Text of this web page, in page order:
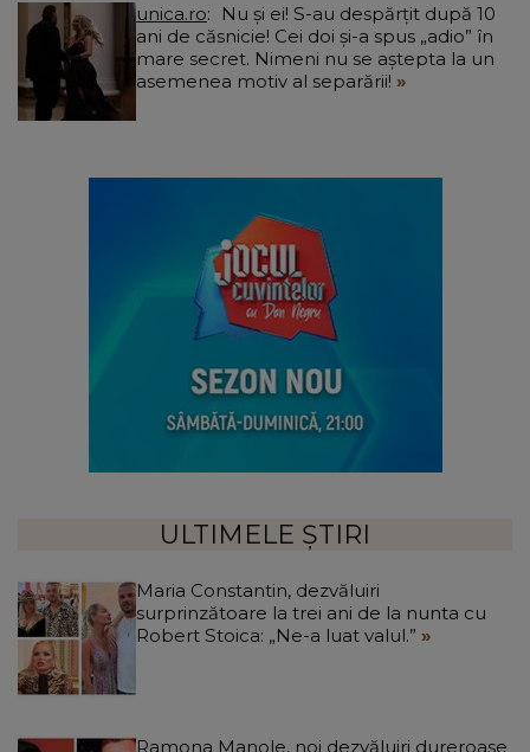
unica.ro
ani de căsnicie! Cei doi și-a spus „adio” în
mare secret. Nimeni nu se aștepta la un
asemenea motiv al separării!
ULTIMELE ȘTIRI
Maria Constantin, dezvăluiri
surprinzătoare la trei ani de la nunta cu
Robert Stoica: „Ne-a luat valul.”
Ramona Manole, noi dezvăluiri dureroase